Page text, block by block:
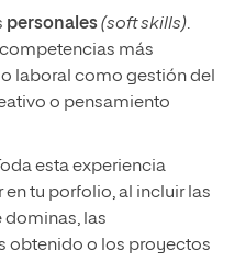
personales(soft skills).
más
laboral como gestión del
o pensamiento
esta experiencia
tu porfolio, al incluir las
dominas, las
obtenido o los proyectos